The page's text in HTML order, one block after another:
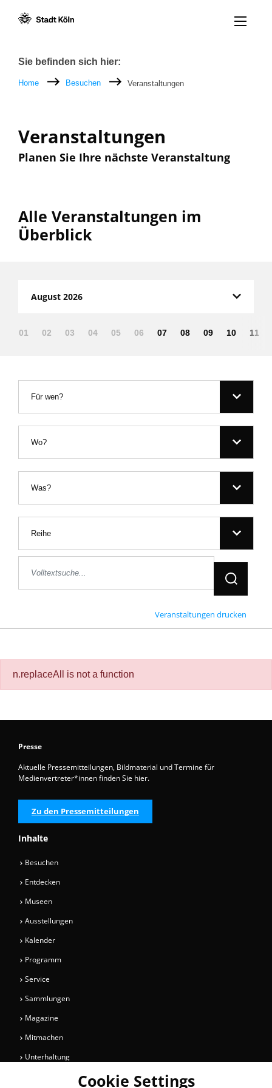
Menü
Breadcrumb
Sie befinden sich hier:
Home Besuchen Veranstaltungen
Veranstaltungen
Planen Sie Ihre nächste Veranstaltung
Alle Veranstaltungen im
Überblick
August 2026
01 02 03 04 05 06 07 08 09 10 11
Für wen?
Wo?
Was?
Reihe
Jetzt
Veranstaltungen drucken
n.replaceAll is not a function
Presse
Aktuelle Pressemitteilungen, Bildmaterial und Termine für
Medienvertreter*innen finden Sie hier.
Zu den Pressemitteilungen
Inhalte
Besuchen
Entdecken
Museen
Ausstellungen
Kalender
Programm
Service
Sammlungen
Magazine
Mitmachen
Unterhaltung
Cookie Settings